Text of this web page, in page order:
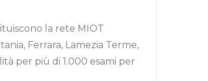
la rete MIOT
Ferrara, Lamezia Terme,
per più di 1.000 esami per